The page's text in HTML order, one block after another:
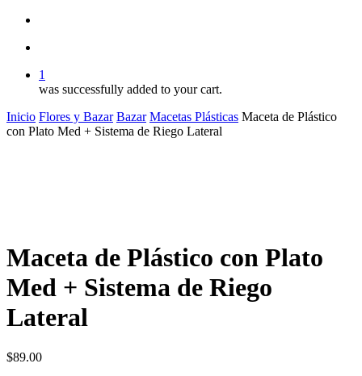
1
was successfully added to your cart.
Inicio Flores y Bazar Bazar Macetas Plásticas Maceta de Plástico
con Plato Med + Sistema de Riego Lateral
Maceta de Plástico con Plato
Med + Sistema de Riego
Lateral
$89.00